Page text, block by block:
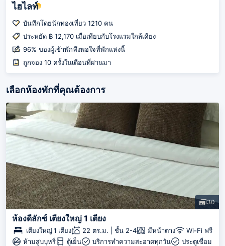
ไฮไลท์
บันทึกโดยนักท่องเที่ยว 1210 คน
ประหยัด ฿ 12,170 เมื่อเทียบกับโรงแรมใกล้เคียง
96% ของผู้เข้าพักพึงพอใจที่พักแห่งนี้
ถูกจอง 10 ครั้งในเดือนที่ผ่านมา
เลือกห้องพักที่คุณต้องการ
30
ห้องดีลักซ์ เตียงใหญ่ 1 เตียง
เตียงใหญ่ 1 เตียง 22 ตร.ม. | ชั้น 2-4 มีหน้าต่าง
Wi-Fi ฟรี
ห้ามสูบบุหรี่
ตู้เย็น บริการทำความสะอาดทุกวัน
ประตูเชื่อม